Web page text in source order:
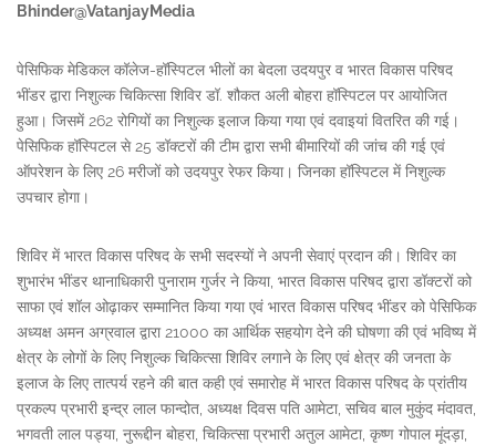
Bhinder@VatanjayMedia
पेसिफिक मेडिकल कॉलेज-हॉस्पिटल भीलों का बेदला उदयपुर व भारत विकास परिषद
भींडर द्वारा निशुल्क चिकित्सा शिविर डॉ. शौकत अली बोहरा हॉस्पिटल पर आयोजित
हुआ। जिसमें 262 रोगियों का निशुल्क इलाज किया गया एवं दवाइयां वितरित की गई।
पेसिफिक हॉस्पिटल से 25 डॉक्टरों की टीम द्वारा सभी बीमारियों की जांच की गई एवं
ऑपरेशन के लिए 26 मरीजों को उदयपुर रेफर किया। जिनका हॉस्पिटल में निशुल्क
उपचार होगा।
शिविर में भारत विकास परिषद के सभी सदस्यों ने अपनी सेवाएं प्रदान की। शिविर का
शुभारंभ भींडर थानाधिकारी पुनाराम गुर्जर ने किया, भारत विकास परिषद द्वारा डॉक्टरों को
साफा एवं शॉल ओढ़ाकर सम्मानित किया गया एवं भारत विकास परिषद भींडर को पेसिफिक
अध्यक्ष अमन अग्रवाल द्वारा 21000 का आर्थिक सहयोग देने की घोषणा की एवं भविष्य में
क्षेत्र के लोगों के लिए निशुल्क चिकित्सा शिविर लगाने के लिए एवं क्षेत्र की जनता के
इलाज के लिए तात्पर्य रहने की बात कही एवं समारोह में भारत विकास परिषद के प्रांतीय
प्रकल्प प्रभारी इन्द्र लाल फान्दोत, अध्यक्ष दिवस पति आमेटा, सचिव बाल मुकुंद मंदावत,
भगवती लाल पड्या, नुरूद्दीन बोहरा, चिकित्सा प्रभारी अतुल आमेटा, कृष्ण गोपाल मूंदड़ा,